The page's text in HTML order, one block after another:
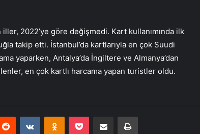
2022’ye göre değişmedi. Kart kullanımında ilk
takip etti. İstanbul’da kartlarıyla en çok Suudi
yaparken, Antalya’da İngiltere ve Almanya’dan
en çok kartlı harcama yapan turistler oldu.
Reddit VKontakteOdnoklassniki
Pocket E-Posta ile paylaş Yazdır